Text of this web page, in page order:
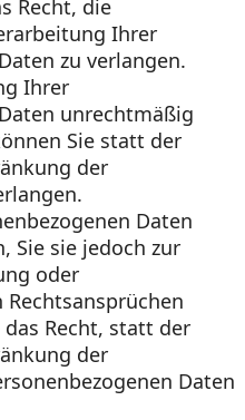
Recht, die
Ihrer
zu verlangen.
Ihrer
unrechtmäßig
Sie statt der
der
Daten
Sie sie jedoch zur
oder
Recht, statt der
der
Daten